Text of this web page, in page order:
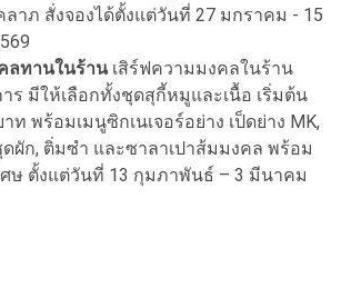
ลาภ สั่งจองได้ตั้งแต่วันที่ 27 มกราคม - 15
ลทานในร้านเสิร์ฟความมงคลในร้าน
ร มีให้เลือกทั้งชุดสุกี้หมูและเนื้อ เริ่มต้น
าท พร้อมเมนูซิกเนเจอร์อย่าง เป็ดย่าง MK,
ผัก, ติ่มซำ และซาลาเปาส้มมงคล พร้อม
ษ ตั้งแต่วันที่ 13 กุมภาพันธ์ – 3 มีนาคม